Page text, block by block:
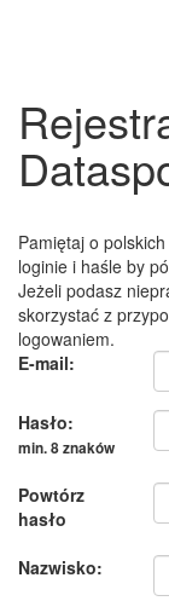
Pamiętaj o
loginie i haśle by
Jeżeli podasz
skorzystać z
logowaniem.
E-mail:
Hasło:
min. 8 znaków
Powtórz
hasło
Nazwisko: